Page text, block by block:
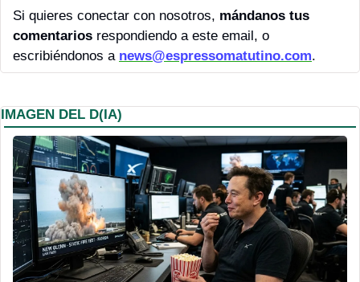
Si quieres conectar con nosotros, mándanos tus
comentarios respondiendo a este email, o
escribiéndonos a news@espressomatutino.com.
IMAGEN DEL D(IA)